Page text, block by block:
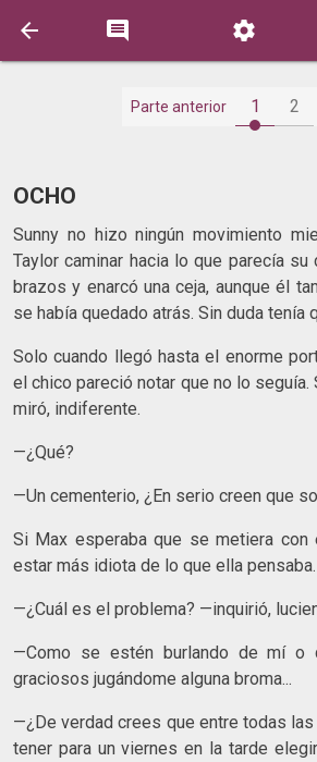
  
Parte anterior 1 2
OCHO
Sunny no hizo ningún movimiento
Taylor caminar hacia lo que parecía
brazos y enarcó una ceja, aunque él
se había quedado atrás. Sin duda tenía
Solo cuando llegó hasta el enorme
el chico pareció notar que no lo seguía.
miró, indiferente.
—¿Qué?
—Un cementerio, ¿En serio creen que
Si Max esperaba que se metiera
estar más idiota de lo que ella pensaba.
—¿Cuál es el problema? —inquirió,
—Como se estén burlando de mí o
graciosos jugándome alguna broma...
—¿De verdad crees que entre todas
tener para un viernes en la tarde